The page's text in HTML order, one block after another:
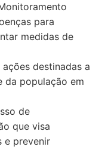
para
medidas de
destinadas a
da população em
de
que visa
e prevenir